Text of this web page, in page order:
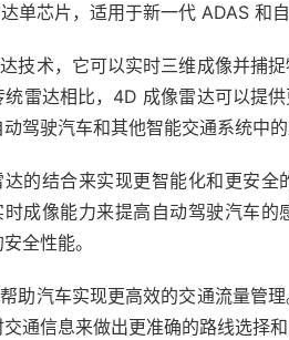
单芯片，适用于新一代 ADAS 和自
技术，它可以实时三维成像并捕
雷达相比，4D 成像雷达可以提
驾驶汽车和其他智能交通系统中的
的结合来实现更智能化和更安全
成像能力来提高自动驾驶汽车
全性能。
助汽车实现更高效的交通流量管
通信息来做出更准确的路线选择